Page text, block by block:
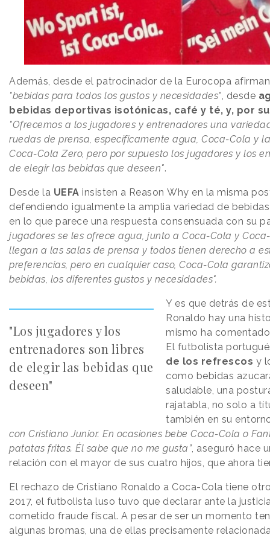
Además, desde el patrocinador de la Eurocopa
"bebidas para todos los gustos y necesidades", desde
bebidas deportivas isotónicas, café y té, y, por
"Ofrecemos a los jugadores y entrenadores una
ruedas de prensa, específicamente agua, Coca-Cola y
Coca-Cola Zero, pero por supuesto los jugadores y los
de elegir las bebidas que deseen".
Desde la UEFA insisten a Reason Why en la misma
defendiendo igualmente la amplia variedad de
en lo que parece una respuesta consensuada con su
jugadores se les ofrece agua, junto a Coca-Cola y
llegan a las salas de prensa y todos tienen derecho a
preferencias, pero en cualquier caso, Coca-Cola
bebidas, los diferentes gustos y necesidades".
"Los jugadores y los
entrenadores son libres
de elegir las bebidas que
deseen"
Y es que detrás de
Ronaldo hay una
mismo ha
El futbolista
de los refrescos y
como bebidas
saludable, una
rajatabla, no solo a
también en su
con Cristiano Junior. En ocasiones bebe Coca-Cola o
patatas fritas. Él sabe que no me gusta”, aseguró hace
relación con el mayor de sus cuatro hijos, que ahora
El rechazo de Cristiano Ronaldo a Coca-Cola tiene
2017, el futbolista luso tuvo que declarar ante la
cometido fraude fiscal. A pesar de ser un momento
algunas bromas, una de ellas precisamente